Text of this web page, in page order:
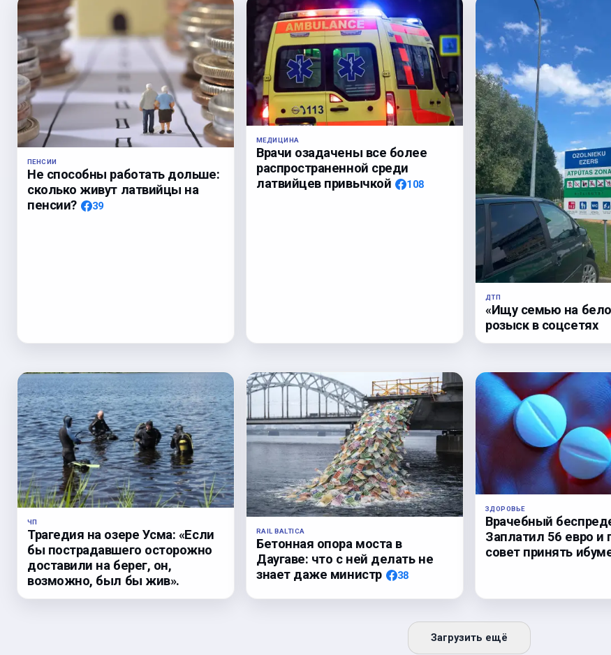
ПЕНСИИ
Не способны работать дольше:
сколько живут латвийцы на
пенсии?
39
МЕДИЦИНА
Врачи озадачены все более
распространенной среди
латвийцев привычкой
108
ДТП
«Ищу семью на
розыск в соцсетях
ЧП
Трагедия на озере Усма: «Если
бы пострадавшего осторожно
доставили на берег, он,
возможно, был бы жив».
RAIL BALTICA
Бетонная опора моста в
Даугаве: что с ней делать не
знает даже министр
38
ЗДОРОВЬЕ
Врачебный
Заплатил 56 евро и
совет принять
Загрузить ещё